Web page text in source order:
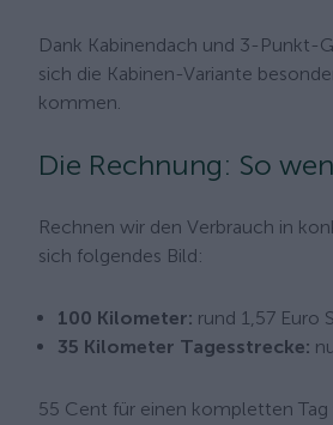
Dank Kabinendach und 3-Punkt-
sich die Kabinen-Variante
kommen.
Die Rechnung: So
Rechnen wir den Verbrauch in
sich folgendes Bild:
100 Kilometer: rund 1,57 Euro
35 Kilometer Tagesstrecke:
55 Cent für einen kompletten